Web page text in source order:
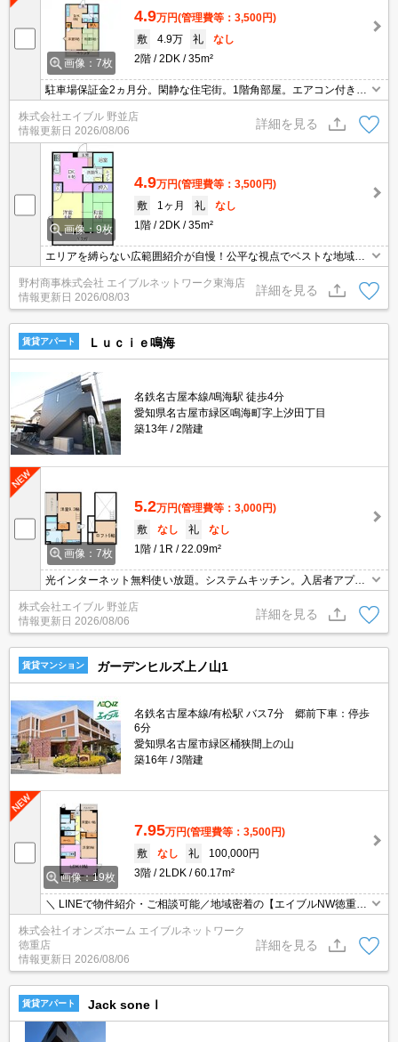
画像：7枚
4.9万円(管理費等：3,500円)
敷
4.9万 礼
なし
2階
2DK 35m²
駐車場保証金2ヵ月分。閑静な住宅街。1階角部屋。エアコン付き。
2口ガスコンロ付。
株式会社エイブル 野並店
情報更新日 2026/08/06
詳細を見る
画像：9枚
4.9万円(管理費等：3,500円)
敷
1ヶ月 礼
なし
1階
2DK 35m²
エリアを縛らない広範囲紹介が自慢！公平な視点でベストな地域を
ご提案します。現地集合・オンライン対応！
野村商事株式会社 エイブルネットワーク東海店
情報更新日 2026/08/03
詳細を見る
賃貸アパート Ｌｕｃｉｅ鳴海
名鉄名古屋本線/鳴海駅 徒歩4分
愛知県名古屋市緑区鳴海町字上汐田丁目
築13年
2階建
画像：7枚
5.2万円(管理費等：3,000円)
敷
なし 礼
なし
1階
1R 22.09m²
光インターネット無料使い放題。システムキッチン。入居者アプリ
設定費22,000円。角部屋。ロフト5帖付きで、お部屋を広く使えま
す。
株式会社エイブル 野並店
情報更新日 2026/08/06
詳細を見る
賃貸マンション ガーデンヒルズ上ノ山1
名鉄名古屋本線/有松駅 バス7分 郷前下車：停歩
6分
愛知県名古屋市緑区桶狭間上の山
築16年
3階建
画像：19枚
7.95万円(管理費等：3,500円)
敷
なし 礼
100,000円
3階
2LDK 60.17m²
＼ LINEで物件紹介・ご相談可能／地域密着の【エイブルNW徳重
店】です♪地元出身スタッフが周辺環境まで丁寧にご案内！【当日予
約可能】
株式会社イオンズホーム エイブルネットワーク
徳重店
情報更新日 2026/08/06
詳細を見る
賃貸アパート Jack soneⅠ